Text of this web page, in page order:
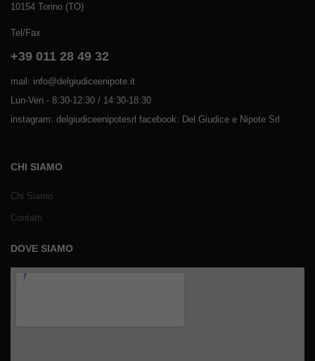
10154 Torino (TO)
Tel/Fax
+39 011 28 49 32
mail: info@delgiudiceenipote.it
Lun-Ven - 8:30-12:30 / 14:30-18:30
instagram: delgiudiceenipotesrl facebook: Del Giudice e Nipote Srl
CHI SIAMO
Chi Siamo
Contatti
DOVE SIAMO